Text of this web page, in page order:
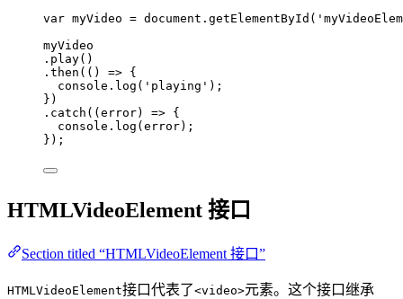
var myVideo = document . getElementById ( '
myVideo
. play()
. then ( () => {
console . log ( ' playing ' );
})
. catch ( ( error) => {
console . log ( error);
});
HTMLVideoElement 接口
Section titled “HTMLVideoElement 接口”
HTMLVideoElement接口代表了<video>元素。这个接口继承